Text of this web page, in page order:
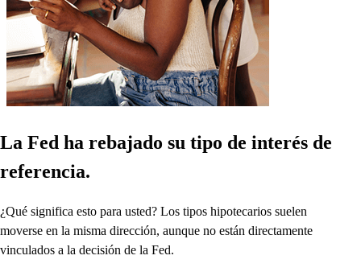
La Fed ha rebajado su tipo de interés de
referencia.
¿Qué significa esto para usted? Los tipos hipotecarios suelen
moverse en la misma dirección, aunque no están directamente
vinculados a la decisión de la Fed.